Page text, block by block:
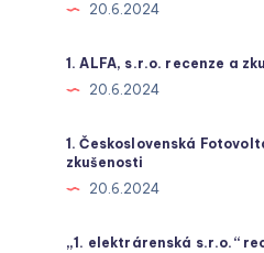
20.6.2024
1. ALFA, s.r.o. recenze a
20.6.2024
1. Československá
zkušenosti
20.6.2024
„1. elektrárenská s.r.o.“